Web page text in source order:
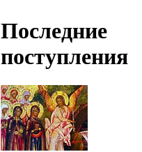
Последние
поступления